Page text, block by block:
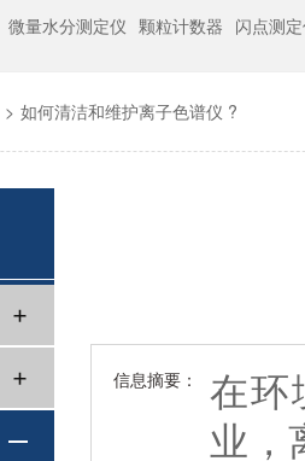
微量水分测定仪 颗粒计数器 闪点测
> 如何清洁和维护离子色谱仪 ?
信息摘要：
在环
业，